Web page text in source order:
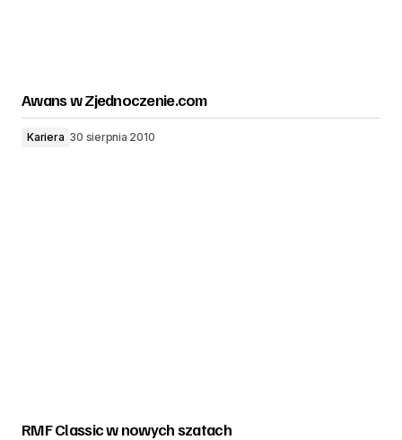
Awans w Zjednoczenie.com
Kariera 30 sierpnia 2010
RMF Classic w nowych szatach